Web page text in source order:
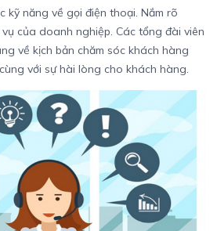
kỹ năng về gọi điện thoại. Nắm rõ
của doanh nghiệp. Các tổng đài viên
về kịch bản chăm sóc khách hàng
với sự hài lòng cho khách hàng.